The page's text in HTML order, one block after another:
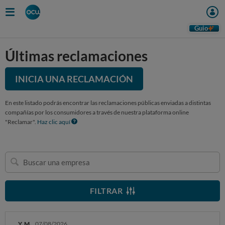
Guio
Últimas reclamaciones
INICIA UNA RECLAMACIÓN
En este listado podrás encontrar las reclamaciones públicas enviadas a distintas
compañías por los consumidores a través de nuestra plataforma online
"Reclamar". Haz clic aquí
Buscar
una
empresa
FILTRAR